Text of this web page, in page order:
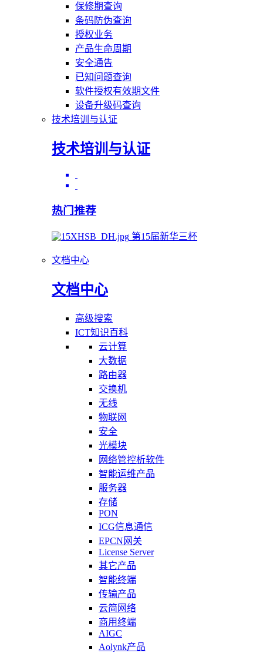
保修期查询
条码防伪查询
授权业务
产品生命周期
安全通告
已知问题查询
软件授权有效期文件
设备升级码查询
技术培训与认证
技术培训与认证
热门推荐
第15届新华三杯
文档中心
文档中心
高级搜索
ICT知识百科
云计算
大数据
路由器
交换机
无线
物联网
安全
光模块
网络管控析软件
智能运维产品
服务器
存储
PON
ICG信息通信
EPCN网关
License Server
其它产品
智能终端
传输产品
云简网络
商用终端
AIGC
Aolynk产品